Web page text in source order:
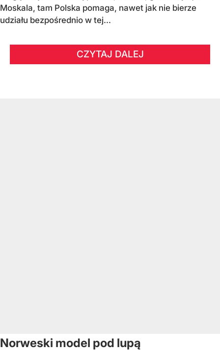
Moskala, tam Polska pomaga, nawet jak nie bierze
udziału bezpośrednio w tej...
CZYTAJ DALEJ
Norweski model pod lupą